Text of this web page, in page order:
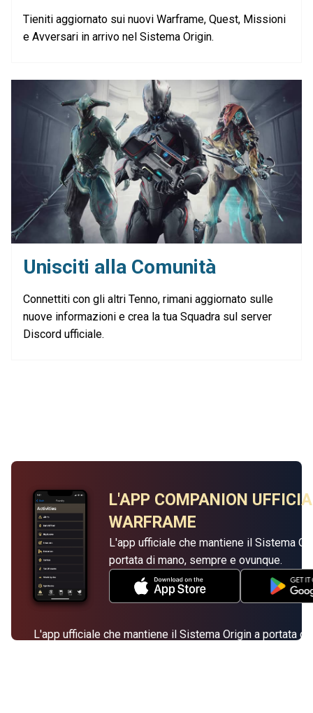
Tieniti aggiornato sui nuovi Warframe, Quest, Missioni
e Avversari in arrivo nel Sistema Origin.
Unisciti alla Comunità
Connettiti con gli altri Tenno, rimani aggiornato sulle
nuove informazioni e crea la tua Squadra sul server
Discord ufficiale.
L'APP COMPANION
WARFRAME
L'app ufficiale che mantiene il Sistema
portata di mano, sempre e ovunque.
L'app ufficiale che mantiene il Sistema Origin a portata di